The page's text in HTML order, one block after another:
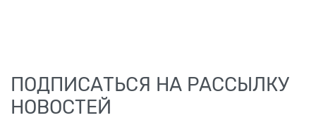
ПОДПИСАТЬСЯ НА РАССЫЛКУ
НОВОСТЕЙ